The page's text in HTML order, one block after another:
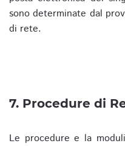
sono determinate dal
di rete.
7. Procedure di
Le procedure e la